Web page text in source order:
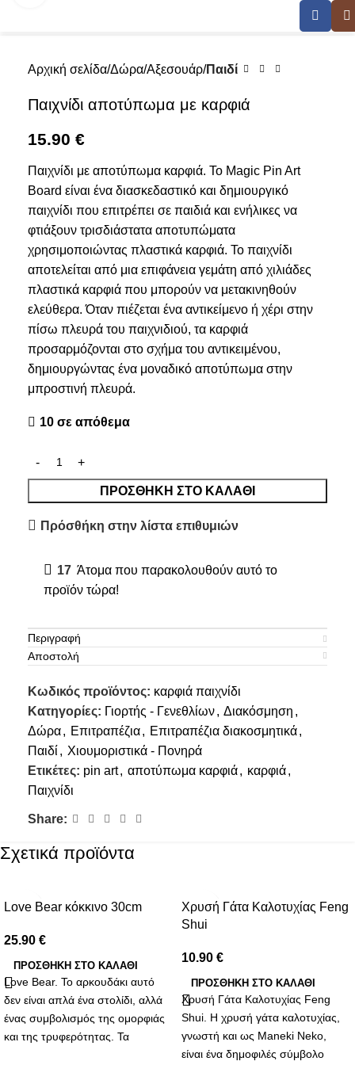
Αρχική σελίδα Δώρα Αξεσουάρ Παιδί
Παιχνίδι αποτύπωμα με καρφιά
15.90 €
Παιχνίδι με αποτύπωμα καρφιά. Το Magic Pin Art
Board είναι ένα διασκεδαστικό και δημιουργικό
παιχνίδι που επιτρέπει σε παιδιά και ενήλικες να
φτιάξουν τρισδιάστατα αποτυπώματα
χρησιμοποιώντας πλαστικά καρφιά. Το παιχνίδι
αποτελείται από μια επιφάνεια γεμάτη από χιλιάδες
πλαστικά καρφιά που μπορούν να μετακινηθούν
ελεύθερα. Όταν πιέζεται ένα αντικείμενο ή χέρι στην
πίσω πλευρά του παιχνιδιού, τα καρφιά
προσαρμόζονται στο σχήμα του αντικειμένου,
δημιουργώντας ένα μοναδικό αποτύπωμα στην
μπροστινή πλευρά.
10 σε απόθεμα
ΠΡΟΣΘΉΚΗ ΣΤΟ ΚΑΛΆΘΙ
Πρόσθήκη στην λίστα επιθυμιών
17 Άτομα που παρακολουθούν αυτό το
προϊόν τώρα!
Περιγραφή
Αποστολή
Κωδικός προϊόντος: καρφιά παιχνίδι
Κατηγορίες: Γιορτής - Γενεθλίων, Διακόσμηση ,
Δώρα, Επιτραπέζια, Επιτραπέζια διακοσμητικά,
Παιδί , Χιουμοριστικά - Πονηρά
Ετικέτες: pin art, αποτύπωμα καρφιά, καρφιά,
Παιχνίδι
Share:
Σχετικά προϊόντα
Love Bear κόκκινο 30cm
25.90 €
ΠΡΟΣΘΉΚΗ ΣΤΟ ΚΑΛΆΘΙ
Love Bear. Το αρκουδάκι αυτό
δεν είναι απλά ένα στολίδι, αλλά
ένας συμβολισμός της ομορφιάς
και της τρυφερότητας. Τα
Χρυσή Γάτα Καλοτυχίας Feng
Shui
10.90 €
ΠΡΟΣΘΉΚΗ ΣΤΟ ΚΑΛΆΘΙ
Χρυσή Γάτα Καλοτυχίας Feng
Shui. Η χρυσή γάτα καλοτυχίας,
γνωστή και ως Maneki Neko,
είναι ένα δημοφιλές σύμβολο